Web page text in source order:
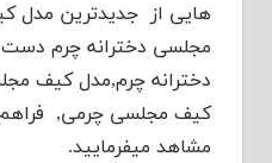
هایی از جدیدترین مدل
مجلسی دخترانه چرم
دخترانه چرم,مدل کیف
کیف مجلسی چرمی, فراهم
مشاهد میفرمایید.